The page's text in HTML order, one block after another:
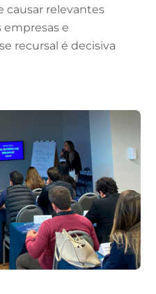
causar relevantes
empresas e
recursal é decisiva